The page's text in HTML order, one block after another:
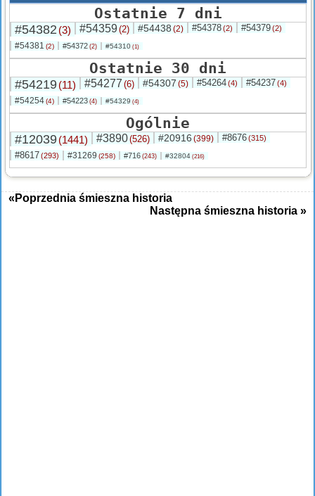
Ostatnie 7 dni
#54382 (3) #54359(2) #54438 (2) #54378(2) #54379(2)
#54381 (2) #54372 (2) #54310 (1)
Ostatnie 30 dni
#54219(11) #54277 (6) #54307 (5) #54264(4) #54237(4)
#54254(4) #54223 (4) #54329 (4)
Ogólnie
#12039(1441) #3890(526) #20916 (399) #8676(315)
#8617(293) #31269 (258) #716 (243) #32804 (216)
«Poprzednia śmieszna historia
Następna śmieszna historia »